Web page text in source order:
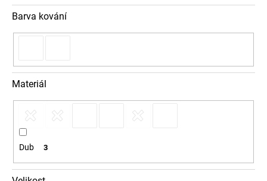
Barva kování
Materiál
Dub 3